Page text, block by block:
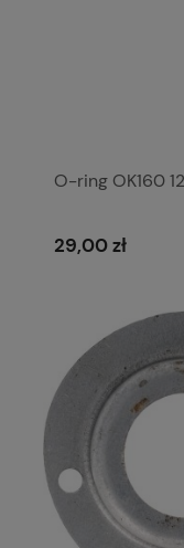
O-ring OK160
29,00 zł